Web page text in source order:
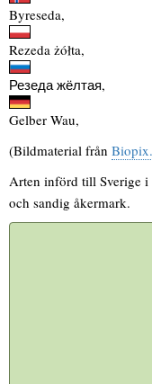
Byreseda,
Rezeda żółta,
Резеда жёлтая,
Gelber Wau,
(Bildmaterial från
Arten införd till Sverige i
och sandig åkermark.